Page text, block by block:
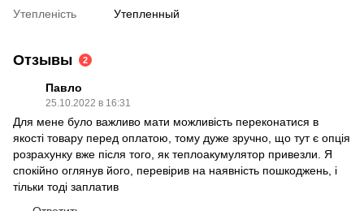
Утепленість
Утепленный
Отзывы 2
Павло
25.10.2022 в 16:31
Для мене було важливо мати можливість переконатися в
якості товару перед оплатою, тому дуже зручно, що тут є опція
розрахунку вже після того, як теплоакумулятор привезли. Я
спокійно оглянув його, перевірив на наявність пошкоджень, і
тільки тоді заплатив